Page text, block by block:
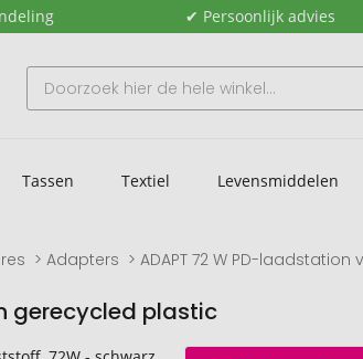
✔ Persoonlijk advies
Tassen Textiel Levensmiddelen
Adapters ADAPT 72 W PD-
gerecycled plastic